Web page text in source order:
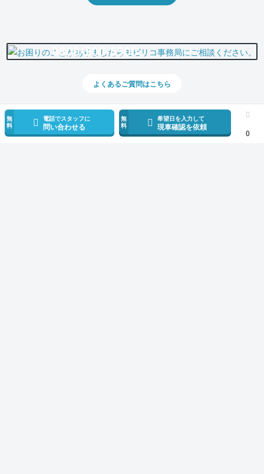
無
料
電話でスタッフに
問い合わせる
無
料
希望日を入力して
現車確認を依頼
0
0800-500-5500
よくあるご質問はこちら